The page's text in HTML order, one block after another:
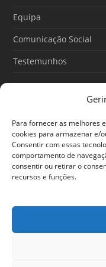
Para fornecer as melhores
cookies para armazenar e/
Consentir com essas
comportamento de
consentir ou retirar o
recursos e funções.
k a
Equipa
Comunicação Social
Testemunhos
O Poder do
30/06/2026
Ansiedade: cuidar de
sua vida
© 2024 Em